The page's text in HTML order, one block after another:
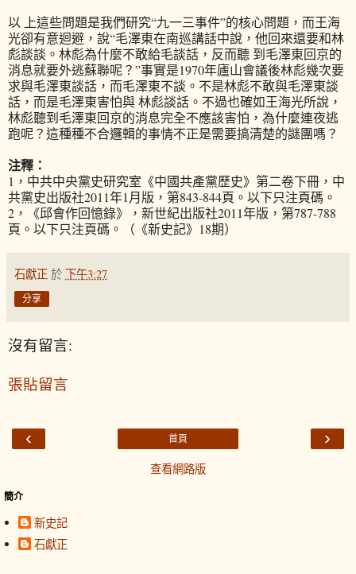
以 上這些問題是我們研究“九一三事件”的核心問題，而王海
光卻有意迴避，說“毛澤東在南巡講話中說，他回來還要和林
彪談談。林彪為什麼不敢給毛談話，反而聽 到毛澤東回京的
消息就要外逃蘇聯呢？”事實是1970年廬山會議後林彪幾次要
求與毛澤東談話，而毛澤東不談。不是林彪不敢與毛澤東談
話，而是毛澤東害怕與 林彪談話。不過也確如王海光所說，
林彪聽到毛澤東回京的消息完全不應該害怕，為什麼連夜逃
跑呢？這種種不合邏輯的事情不正是需要搞清楚的謎團嗎？
注釋：
1，中共中央黨史研究室《中國共產黨歷史》第二卷下冊，中
共黨史出版社2011年1月版，第843-844頁。以下只注頁碼。
2，《邱會作回憶錄》，新世紀出版社2011年版，第787-788
頁。以下只注頁碼。（《新史記》18期）
石獻正 於 下午3:27
分享
沒有留言:
張貼留言
‹ ›
首頁
查看網路版
簡介
新史記
石獻正